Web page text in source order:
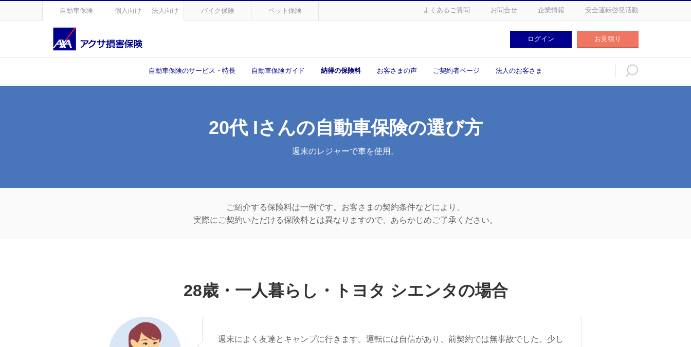
自動車保険 個人向け 法人向け バイク保険 ペット保険 よくあるご質問 お問合せ 企業情報 安全運転啓発活動
ログイン お見積り
自動車保険のサービス・特長 自動車保険ガイド 納得の保険料 お客さまの声 ご契約者ページ 法人のお客さま お見積り
20代 Iさんの自動車保険の選び方
週末のレジャーで車を使用。
ご紹介する保険料は一例です。お客さまの契約条件などにより、
実際にご契約いただける保険料とは異なりますので、あらかじめご了承ください。
28歳・一人暮らし・ トヨタ シエンタの場合
週末によく友達とキャンプに行きます。運転には自信があり、前契約では無事故でした。少し